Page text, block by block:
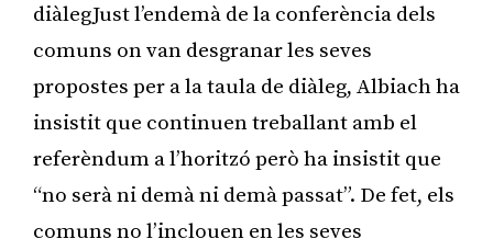
diàlegJust l’endemà de la conferència dels
comuns on van desgranar les seves
propostes per a la taula de diàleg, Albiach ha
insistit que continuen treballant amb el
referèndum a l’horitzó però ha insistit que
“no serà ni demà ni demà passat”. De fet, els
comuns no l’inclouen en les seves